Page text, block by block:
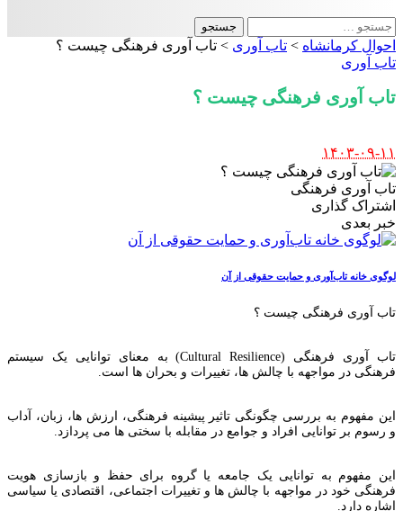
جستجو
برای:
احوال کرمانشاه > تاب آوری > تاب آوری فرهنگی چیست ؟
تاب آوری
تاب آوری فرهنگی چیست ؟
by
۱۴۰۳-۰۹-۱۱
تاب آوری فرهنگی
اشتراک گذاری
خبر بعدی
لوگوی خانه تاب‌آوری و حمایت حقوقی از آن
تاب آوری فرهنگی چیست ؟
تاب آوری فرهنگی (Cultural Resilience) به معنای توانایی یک سیستم
فرهنگی در مواجهه با چالش ها، تغییرات و بحران ها است.
این مفهوم به بررسی چگونگی تاثیر پیشینه فرهنگی، ارزش ها، زبان، آداب
و رسوم بر توانایی افراد و جوامع در مقابله با سختی ها می پردازد.
این مفهوم به توانایی یک جامعه یا گروه برای حفظ و بازسازی هویت
فرهنگی خود در مواجهه با چالش ها و تغییرات اجتماعی، اقتصادی یا سیاسی
اشاره دارد.